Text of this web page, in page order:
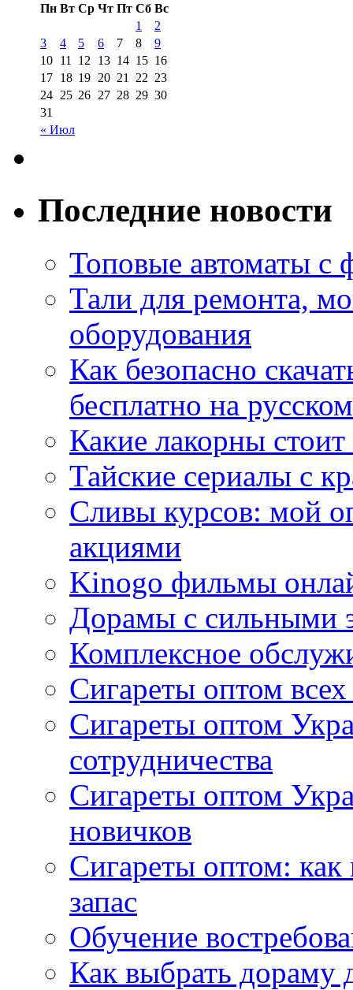
Пн Вт Ср Чт Пт Сб Вс
« Июл
1
2
3
4 5 6 7 8
9
10 11 12 13 14 15 16
17 18 19 20 21 22 23
24 25 26 27 28 29 30
31
Последние новости
Топовые автоматы с
Тали для ремонта,
оборудования
Как безопасно
бесплатно на
Какие лакорны
Тайские сериалы с
Сливы курсов: мой
акциями
Kinogo фильмы
Дорамы с сильными
Комплексное
Сигареты оптом
Сигареты оптом
сотрудничества
Сигареты оптом
новичков
Сигареты оптом:
запас
Обучение
Как выбрать дораму